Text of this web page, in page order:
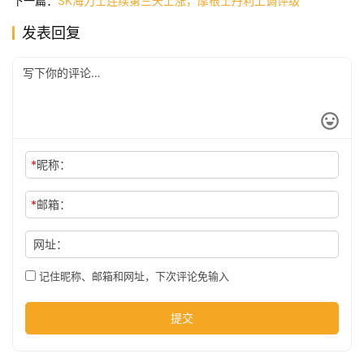
司
尚
科
技
发表回复
*昵称：
*邮箱：
网址：
记住昵称、邮箱和网址，下次评论免输入
提交